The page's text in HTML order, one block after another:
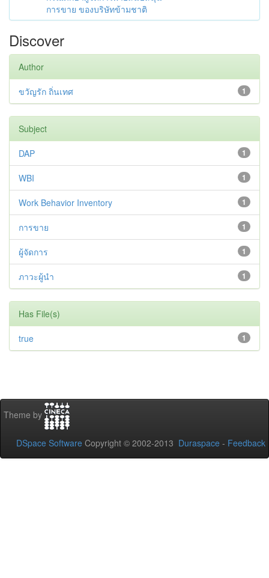
การขาย ของบริษัทข้ามชาติ
Discover
Author
1
ขวัญรัก ถิ่นเทศ
Subject
1
DAP
1
WBI
1
Work Behavior Inventory
1
การขาย
1
ผู้จัดการ
1
ภาวะผู้นำ
Has File(s)
1
true
Theme by
DSpace Software Copyright © 2002-2013 Duraspace - Feedback